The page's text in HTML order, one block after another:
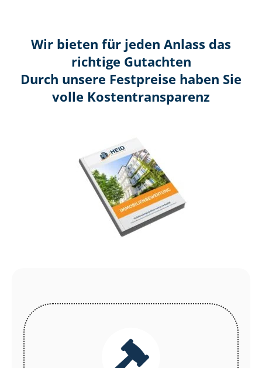
Wir bieten für jeden Anlass das
richtige Gutachten
Durch unsere Festpreise haben Sie
volle Kosten­transparenz